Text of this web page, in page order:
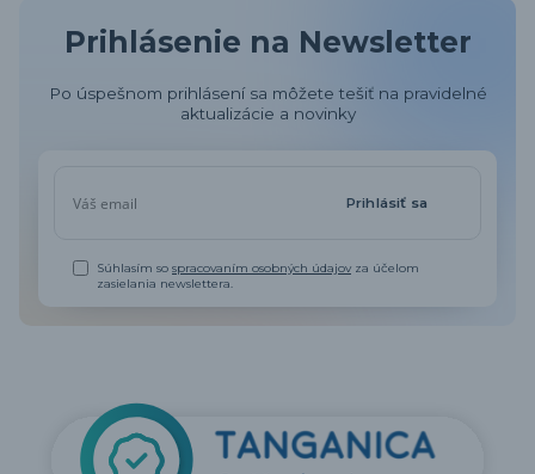
Prihlásenie na Newsletter
Po úspešnom prihlásení sa môžete tešiť na pravidelné
aktualizácie a novinky
Prihlásiť sa
Súhlasím sospracovaním osobných údajov za účelom
zasielania newslettera.